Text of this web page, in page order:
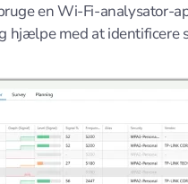
en Wi-Fi-analysator-
hjælpe med at identificere